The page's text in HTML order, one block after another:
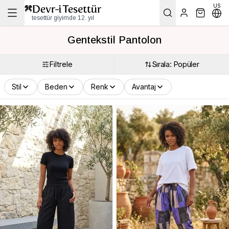
tesettür giyimde 12. yıl
US
Gentekstil Pantolon
Filtrele Sırala: Popüler
Stil Beden Renk Avantaj